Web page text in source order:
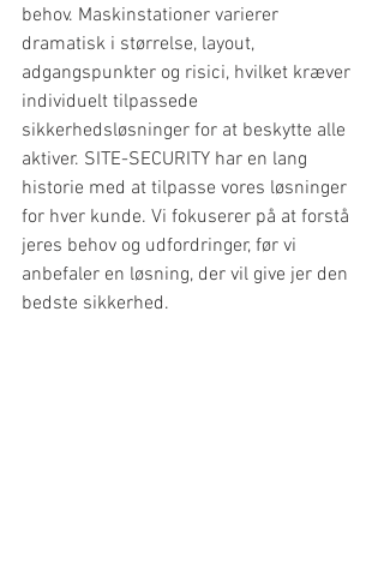
behov. Maskinstationer varierer
dramatisk i størrelse, layout,
adgangspunkter og risici, hvilket kræver
individuelt tilpassede
sikkerhedsløsninger for at beskytte alle
aktiver. SITE-SECURITY har en lang
historie med at tilpasse vores løsninger
for hver kunde. Vi fokuserer på at forstå
jeres behov og udfordringer, før vi
anbefaler en løsning, der vil give jer den
bedste sikkerhed.